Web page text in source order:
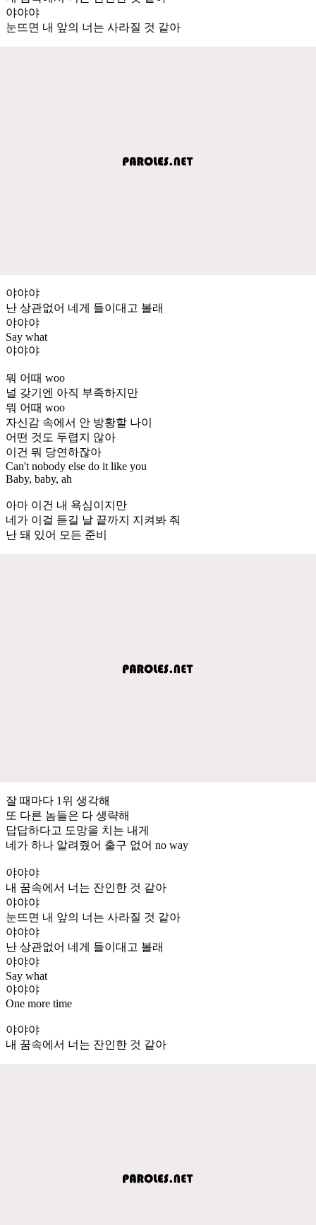
야야야
눈뜨면 내 앞의 너는 사라질 것 같아
야야야
난 상관없어 네게 들이대고 볼래
야야야
Say what
야야야
뭐 어때 woo
널 갖기엔 아직 부족하지만
뭐 어때 woo
자신감 속에서 안 방황할 나이
어떤 것도 두렵지 않아
이건 뭐 당연하잖아
Can't nobody else do it like you
Baby, baby, ah
아마 이건 내 욕심이지만
네가 이걸 듣길 날 끝까지 지켜봐 줘
난 돼 있어 모든 준비
잘 때마다 1위 생각해
또 다른 놈들은 다 생략해
답답하다고 도망을 치는 내게
네가 하나 알려줬어 출구 없어 no way
야야야
내 꿈속에서 너는 잔인한 것 같아
야야야
눈뜨면 내 앞의 너는 사라질 것 같아
야야야
난 상관없어 네게 들이대고 볼래
야야야
Say what
야야야
One more time
야야야
내 꿈속에서 너는 잔인한 것 같아